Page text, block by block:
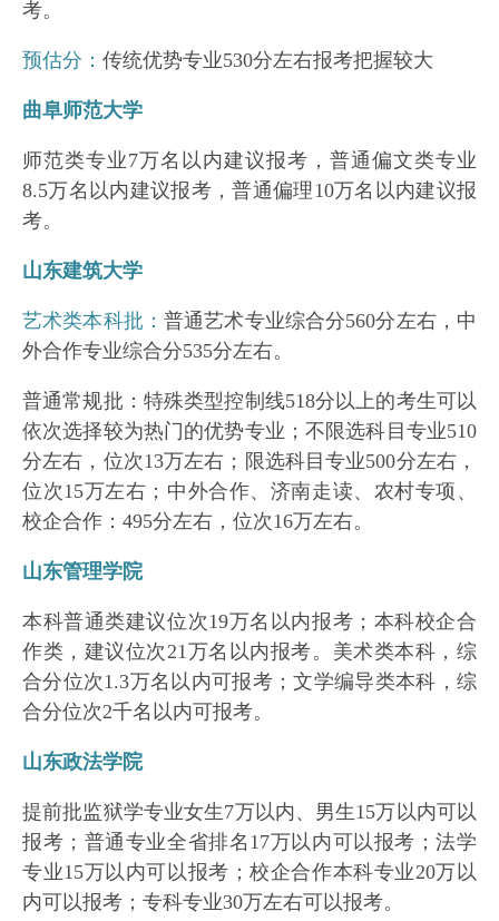
考。
预估分： 传统优势专业530分左右报考把握较大
曲阜师范大学
师范类专业7万名以内建议报考，普通偏文类专业
8.5万名以内建议报考，普通偏理10万名以内建议报
考。
山东建筑大学
艺术类本科批： 普通艺术专业综合分560分左右，中
外合作专业综合分535分左右。
普通常规批：特殊类型控制线518分以上的考生可以
依次选择较为热门的优势专业；不限选科目专业510
分左右，位次13万左右；限选科目专业500分左右，
位次15万左右；中外合作、济南走读、农村专项、
校企合作：495分左右，位次16万左右。
山东管理学院
本科普通类建议位次19万名以内报考；本科校企合
作类，建议位次21万名以内报考。美术类本科，综
合分位次1.3万名以内可报考；文学编导类本科，综
合分位次2千名以内可报考。
山东政法学院
提前批监狱学专业女生7万以内、男生15万以内可以
报考；普通专业全省排名17万以内可以报考；法学
专业15万以内可以报考；校企合作本科专业20万以
内可以报考；专科专业30万左右可以报考。